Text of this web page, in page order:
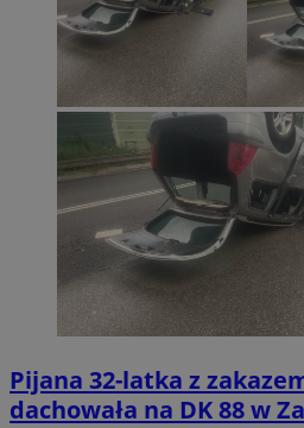
Pijana 32-latka z
dachowała na DK 88 w